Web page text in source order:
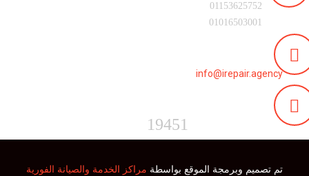
01153625752
01016503001
info@irepair.agency
19451
تم تصميم وبرمجة الموقع بواسطة مراكز الخدمة والصيانة الفورية